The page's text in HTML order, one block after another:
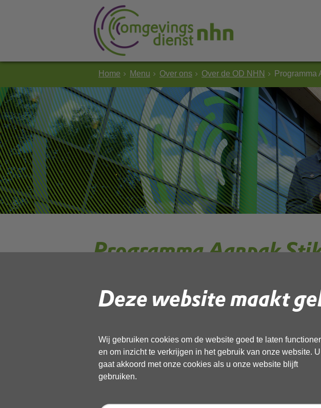
Deze website maakt
Wij gebruiken cookies om de website goed te laten
en om inzicht te verkrijgen in het gebruik van onze website. U
gaat akkoord met onze cookies als u onze website blijft
gebruiken.
Home Menu Over ons Over de OD NHN Programma
Programma Aanpak
namelijk tot gevolg dat er vanuit de lucht stikstof
,,Stikstof zorgt ervoor dat de bodem voedselrijker wordt.
heeft negatieve gevolgen voor de flora en fauna in
van der Veldt, vergunningverlener bij de RUD NHN.